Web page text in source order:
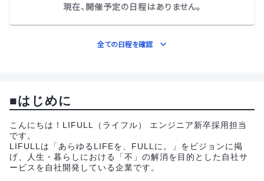
現在、開催予定の日程はありません。
全ての日程を確認
■はじめに
こんにちは！LIFULL（ライフル） エンジニア新卒採用担当
です。
LIFULLは「あらゆるLIFEを、FULLに。」をビジョンに掲
げ、人生・暮らしにおける「不」の解消を目的とした自社サ
ービスを自社開発している企業です。